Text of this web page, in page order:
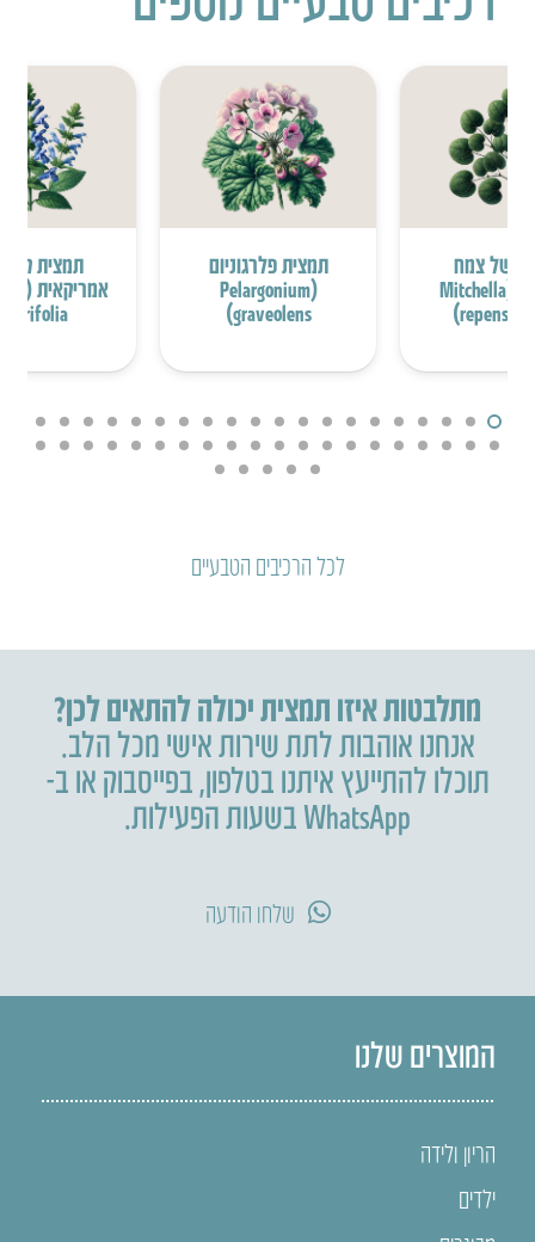
של צמח
המיצ’לה (Mitchella
repens
תמצית פלרגוניום
(Pelargonium
graveolens)
תמצית
לכל הרכיבים הטבעיים
מתלבטות איזו תמצית יכולה להתאים לכן?
אנחנו אוהבות לתת שירות אישי מכל הלב.
תוכלו להתייעץ איתנו בטלפון,בפייסבוק או ב-
WhatsApp בשעות הפעילות.
שלחו הודעה
המוצרים שלנו
הריון ולידה
ילדים